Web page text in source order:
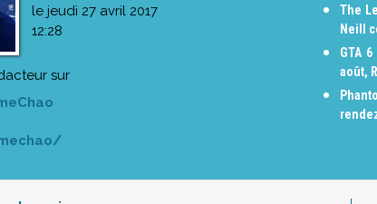
le jeudi 27 avril 2017
12:28
sur
The
Neill
GTA
août,